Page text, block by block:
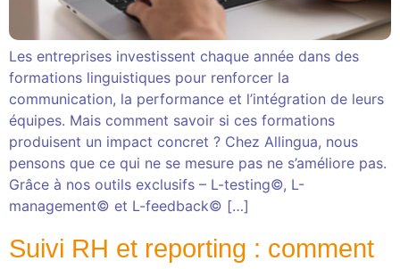
Les entreprises investissent chaque année dans des
formations linguistiques pour renforcer la
communication, la performance et l’intégration de leurs
équipes. Mais comment savoir si ces formations
produisent un impact concret ? Chez Allingua, nous
pensons que ce qui ne se mesure pas ne s’améliore pas.
Grâce à nos outils exclusifs – L-testing©, L-
management© et L-feedback© […]
Suivi RH et reporting : comment